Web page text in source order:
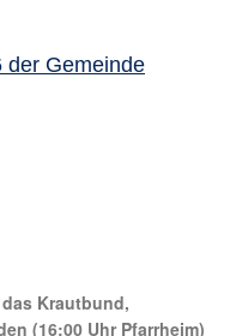
der Gemeinde
Krautbund,
(16:00 Uhr Pfarrheim)